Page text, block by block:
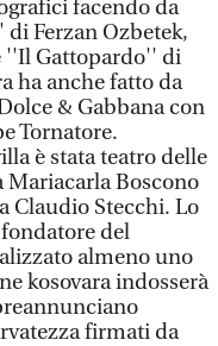
facendo da
Ferzan Ozbetek,
''Il Gattopardo'' di
ha anche fatto da
& Gabbana con
Tornatore.
è stata teatro delle
Boscono
Claudio Stecchi. Lo
del
almeno uno
kosovara indosserà
firmati da